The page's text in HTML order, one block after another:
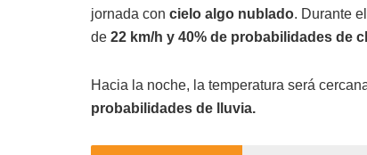
jornada con cielo algo nublado. Durante
de 22 km/h y 40% de probabilidades de
Hacia la noche, la temperatura será
probabilidades de lluvia.